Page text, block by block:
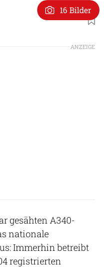
Foto: Patrick Zwerger
16 Bilder
ANZEIGE
gesähten A340-
nationale
Immerhin betreibt
registrierten